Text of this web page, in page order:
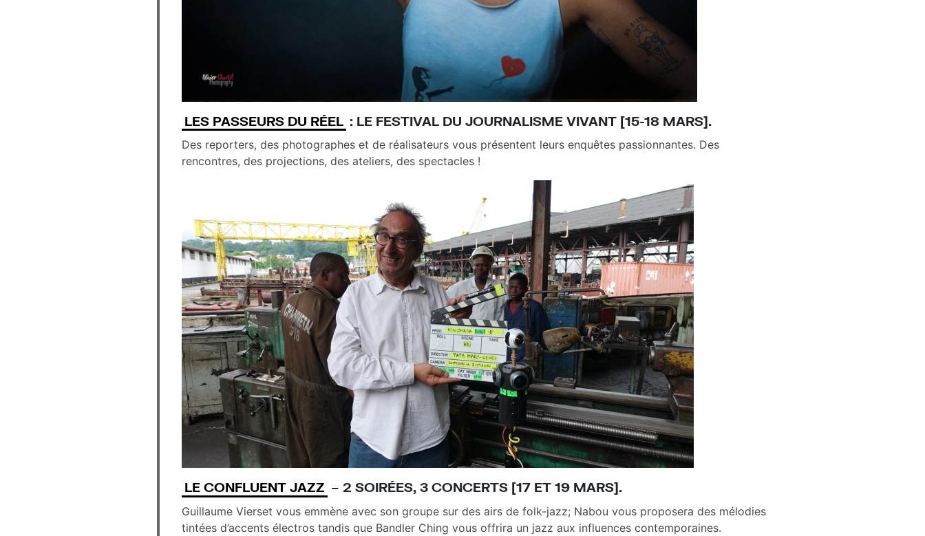
LES PASSEURS DU RÉEL : LE FESTIVAL DU JOURNALISME VIVANT[15-18 MARS].
Des reporters, des photographes et de réalisateurs vous présentent leurs enquêtes passionnantes. Des
rencontres, des projections, des ateliers, des spectacles !
LE CONFLUENT JAZZ – 2 SOIRÉES, 3 CONCERTS[17 ET 19 MARS].
Guillaume Vierset vous emmène avec son groupe sur des airs de folk-jazz; Nabou vous proposera des mélodies
tintées d’accents électros tandis que Bandler Ching vous offrira un jazz aux influences contemporaines.